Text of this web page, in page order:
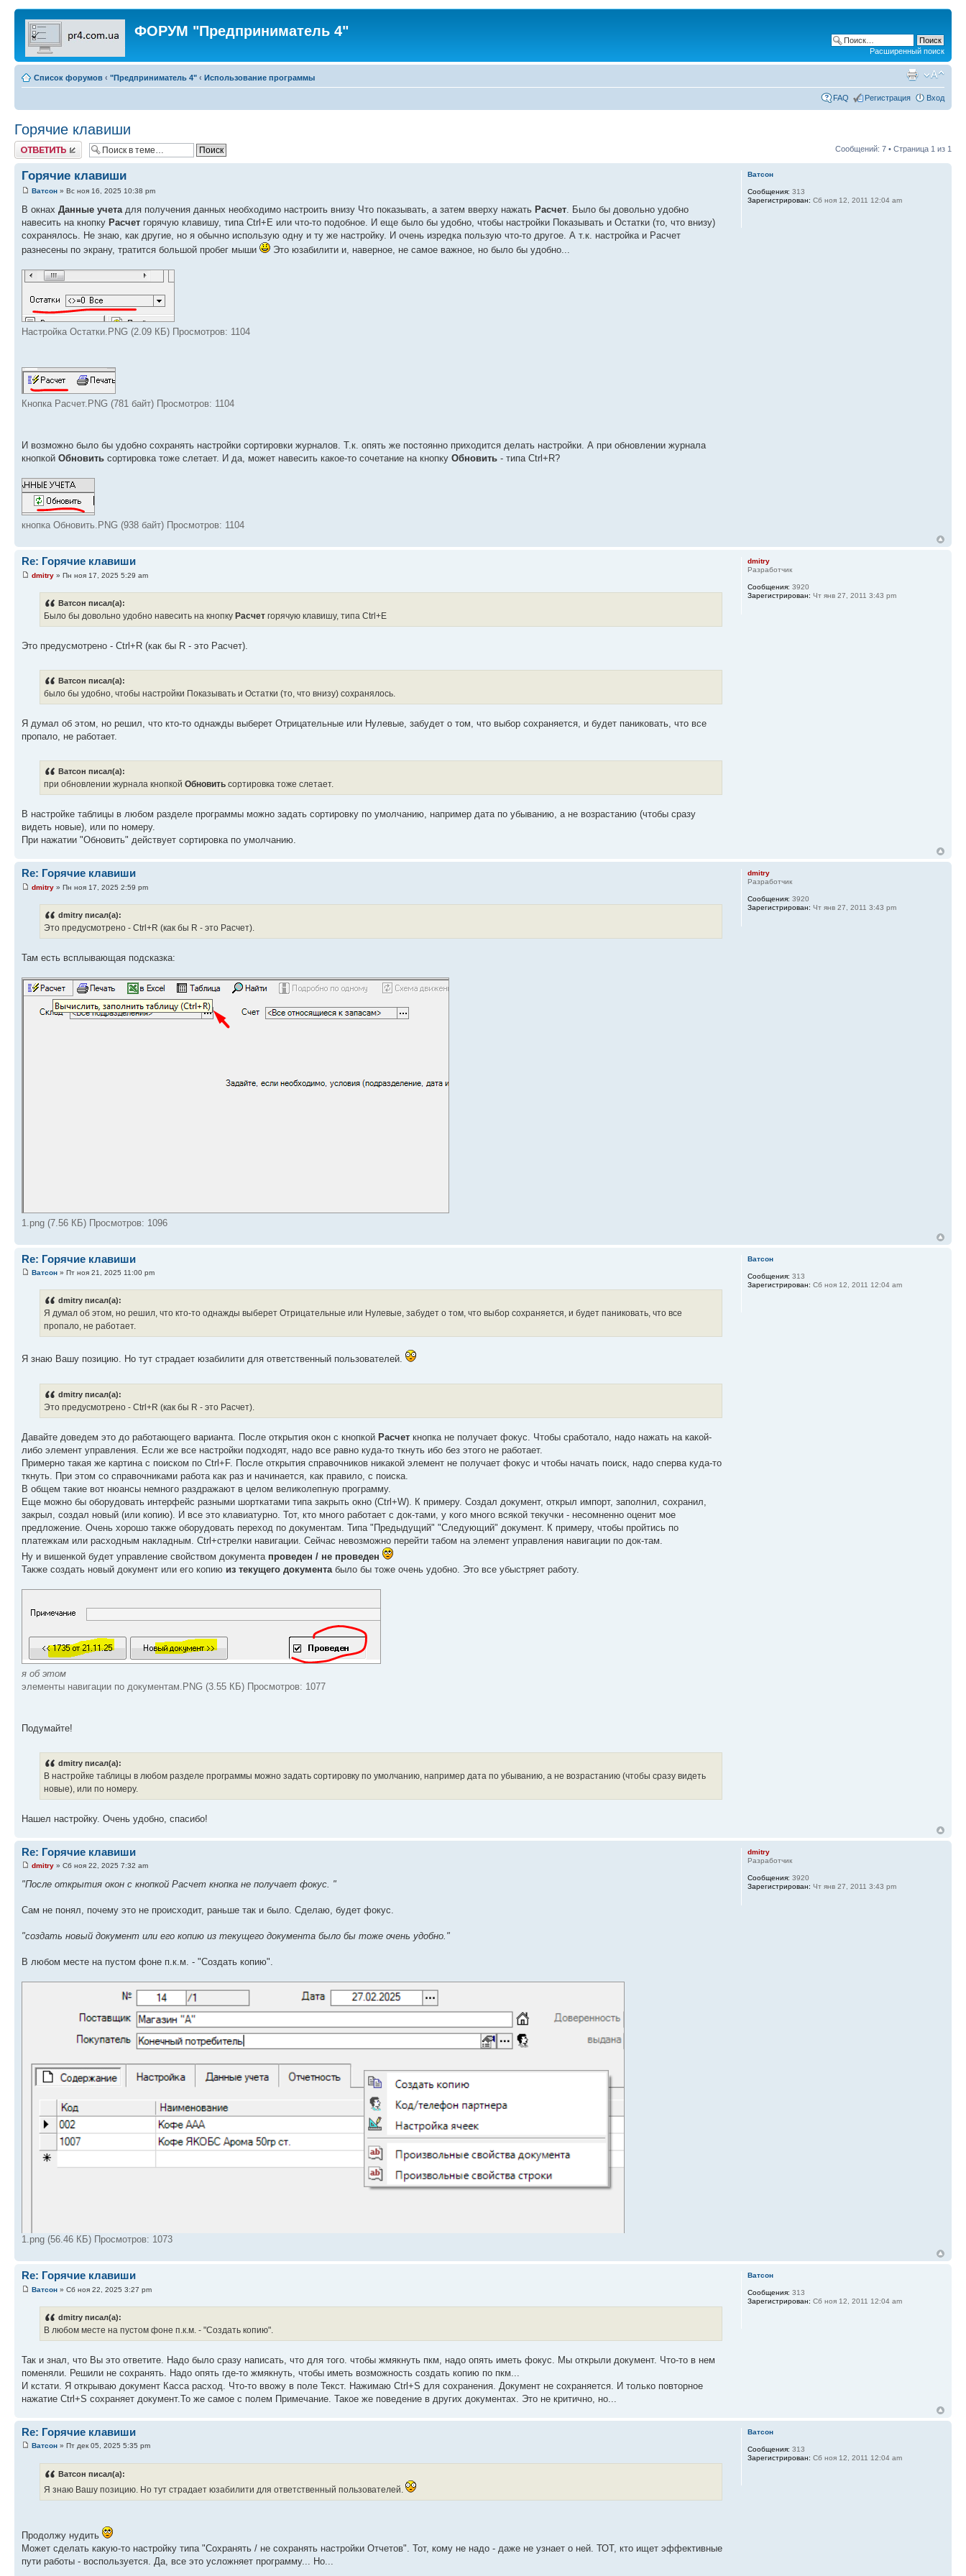
ФОРУМ "Предприниматель 4"
Расширенный поиск
Список форумов ‹ "Предприниматель 4" ‹ Использование программы
FAQ Регистрация Вход
Горячие клавиши
Ответить Сообщений: 7 • Страница 1 из 1
Горячие клавиши
Ватсон » Вс ноя 16, 2025 10:38 pm
В окнах Данные учетадля получения данных необходимо настроить внизу Что показывать, а затем вверху нажать Расчет. Было бы довольно удобно
навесить на кнопку Расчет горячую клавишу, типа Ctrl+E или что-то подобное. И еще было бы удобно, чтобы настройки Показывать и Остатки (то, что внизу)
сохранялось. Не знаю, как другие, но я обычно использую одну и ту же настройку. И очень изредка пользую что-то другое. А т.к. настройка и Расчет
разнесены по экрану, тратится большой пробег мыши
Это юзабилити и, наверное, не самое важное, но было бы удобно...
Настройка Остатки.PNG (2.09 КБ) Просмотров: 1104
Кнопка Расчет.PNG (781 байт) Просмотров: 1104
И возможно было бы удобно сохранять настройки сортировки журналов. Т.к. опять же постоянно приходится делать настройки. А при обновлении журнала
кнопкой Обновить сортировка тоже слетает. И да, может навесить какое-то сочетание на кнопку Обновить - типа Ctrl+R?
кнопка Обновить.PNG (938 байт) Просмотров: 1104
Ватсон
Сообщения: 313
Зарегистрирован: Сб ноя 12, 2011 12:04 am
Re: Горячие клавиши
dmitry » Пн ноя 17, 2025 5:29 am
Ватсон писал(а):
Было бы довольно удобно навесить на кнопку Расчет горячую клавишу, типа Ctrl+E
Это предусмотрено - Сtrl+R (как бы R - это Расчет).
Ватсон писал(а):
было бы удобно, чтобы настройки Показывать и Остатки (то, что внизу) сохранялось.
Я думал об этом, но решил, что кто-то однажды выберет Отрицательные или Нулевые, забудет о том, что выбор сохраняется, и будет паниковать, что все
пропало, не работает.
Ватсон писал(а):
при обновлении журнала кнопкой Обновить сортировка тоже слетает.
В настройке таблицы в любом разделе программы можно задать сортировку по умолчанию, например дата по убыванию, а не возрастанию (чтобы сразу
видеть новые), или по номеру.
При нажатии "Обновить" действует сортировка по умолчанию.
dmitry
Разработчик
Сообщения: 3920
Зарегистрирован: Чт янв 27, 2011 3:43 pm
Re: Горячие клавиши
dmitry » Пн ноя 17, 2025 2:59 pm
dmitry писал(а):
Это предусмотрено - Сtrl+R (как бы R - это Расчет).
Там есть всплывающая подсказка:
1.png (7.56 КБ) Просмотров: 1096
dmitry
Разработчик
Сообщения: 3920
Зарегистрирован: Чт янв 27, 2011 3:43 pm
Re: Горячие клавиши
Ватсон » Пт ноя 21, 2025 11:00 pm
dmitry писал(а):
Я думал об этом, но решил, что кто-то однажды выберет Отрицательные или Нулевые, забудет о том, что выбор сохраняется, и будет паниковать, что все
пропало, не работает.
Я знаю Вашу позицию. Но тут страдает юзабилити для ответственный пользователей.
dmitry писал(а):
Это предусмотрено - Сtrl+R (как бы R - это Расчет).
Давайте доведем это до работающего варианта. После открытия окон с кнопкой Расчет кнопка не получает фокус. Чтобы сработало, надо нажать на какой-
либо элемент управления. Если же все настройки подходят, надо все равно куда-то ткнуть ибо без этого не работает.
Примерно такая же картина с поиском по Ctrl+F. После открытия справочников никакой элемент не получает фокус и чтобы начать поиск, надо сперва куда-то
ткнуть. При этом со справочниками работа как раз и начинается, как правило, с поиска.
В общем такие вот нюансы немного раздражают в целом великолепную программу.
Еще можно бы оборудовать интерфейс разными шорткатами типа закрыть окно (Ctrl+W). К примеру. Создал документ, открыл импорт, заполнил, сохранил,
закрыл, создал новый (или копию). И все это клавиатурно. Тот, кто много работает с док-тами, у кого много всякой текучки - несомненно оценит мое
предложение. Очень хорошо также оборудовать переход по документам. Типа "Предыдущий" "Следующий" документ. К примеру, чтобы пройтись по
платежкам или расходным накладным. Ctrl+стрелки навигации. Сейчас невозможно перейти табом на элемент управления навигации по док-там.
Ну и вишенкой будет управление свойством документа проведен / не проведен
Также создать новый документ или его копию из текущего документа было бы тоже очень удобно. Это все убыстряет работу.
я об этом
элементы навигации по документам.PNG (3.55 КБ) Просмотров: 1077
Подумайте!
dmitry писал(а):
В настройке таблицы в любом разделе программы можно задать сортировку по умолчанию, например дата по убыванию, а не возрастанию (чтобы сразу видеть
новые), или по номеру.
Нашел настройку. Очень удобно, спасибо!
Ватсон
Сообщения: 313
Зарегистрирован: Сб ноя 12, 2011 12:04 am
Re: Горячие клавиши
dmitry » Сб ноя 22, 2025 7:32 am
"После открытия окон с кнопкой Расчет кнопка не получает фокус. "
Сам не понял, почему это не происходит, раньше так и было. Сделаю, будет фокус.
"создать новый документ или его копию из текущего документа было бы тоже очень удобно."
В любом месте на пустом фоне п.к.м. - "Создать копию".
1.png (56.46 КБ) Просмотров: 1073
dmitry
Разработчик
Сообщения: 3920
Зарегистрирован: Чт янв 27, 2011 3:43 pm
Re: Горячие клавиши
Ватсон » Сб ноя 22, 2025 3:27 pm
dmitry писал(а):
В любом месте на пустом фоне п.к.м. - "Создать копию".
Так и знал, что Вы это ответите. Надо было сразу написать, что для того. чтобы жмякнуть пкм, надо опять иметь фокус. Мы открыли документ. Что-то в нем
поменяли. Решили не сохранять. Надо опять где-то жмякнуть, чтобы иметь возможность создать копию по пкм...
И кстати. Я открываю документ Касса расход. Что-то ввожу в поле Текст. Нажимаю Ctrl+S для сохранения. Документ не сохраняется. И только повторное
нажатие Ctrl+S сохраняет документ.То же самое с полем Примечание. Такое же поведение в других документах. Это не критично, но...
Ватсон
Сообщения: 313
Зарегистрирован: Сб ноя 12, 2011 12:04 am
Re: Горячие клавиши
Ватсон » Пт дек 05, 2025 5:35 pm
Ватсон писал(а):
Я знаю Вашу позицию. Но тут страдает юзабилити для ответственный пользователей.
Продолжу нудить
Может сделать какую-то настройку типа "Сохранять / не сохранять настройки Отчетов". Тот, кому не надо - даже не узнает о ней. ТОТ, кто ищет эффективные
пути работы - воспользуется. Да, все это усложняет программу... Но...
Ватсон
Сообщения: 313
Зарегистрирован: Сб ноя 12, 2011 12:04 am